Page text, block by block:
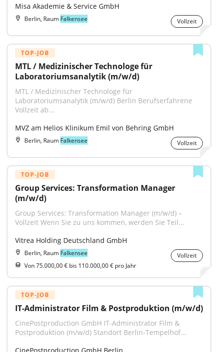
Misa Akademie & Service GmbH
Berlin, Raum Falkensee Vollzeit
TOP-JOB
MTL / Medizinischer Technologe für
Laboratoriumsanalytik (m/w/d)
MTL / Medizinischer Technologe für
Laboratoriumsanalytik (m/w/d) Berlin Berufserfahrene
Vollzeit ab...
MVZ am Helios Klinikum Emil von Behring GmbH
Berlin, Raum Falkensee Vollzeit
TOP-JOB
Group Services: Transformation Manager
(m/w/d)
Group Services: Transformation Manager (m/w/d) –
Vollzeit Wenn Sie zu uns kommen, werden Sie Teil...
Vitrea Holding Deutschland GmbH
Berlin, Raum Falkensee
Vollzeit
Von 75.000,00 € bis 110.000,00 € pro Jahr
TOP-JOB
IT-Administrator Film & Postproduktion (m/w/d)
CinePostproduction GmbH IT-Administrator Film &
Postproduktion (m/w/d) Standort Berlin-Tempelhof...